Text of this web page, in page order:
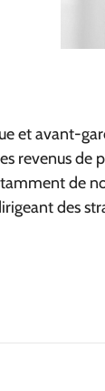
et avant-
revenus
de
des